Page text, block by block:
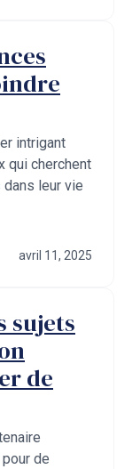
intrigant
qui cherchent
leur vie
avril 11, 2025
sujets
de
de